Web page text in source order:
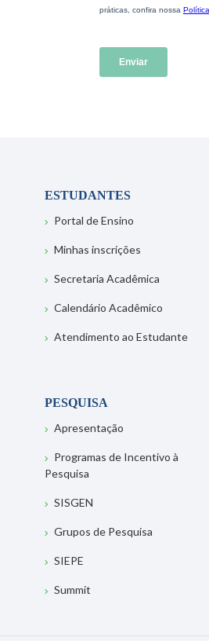
ESTUDANTES
Portal de Ensino
Minhas inscrições
Secretaria Acadêmica
Calendário Acadêmico
Atendimento ao Estudante
PESQUISA
Apresentação
Programas de Incentivo à
Pesquisa
SISGEN
Grupos de Pesquisa
SIEPE
Summit